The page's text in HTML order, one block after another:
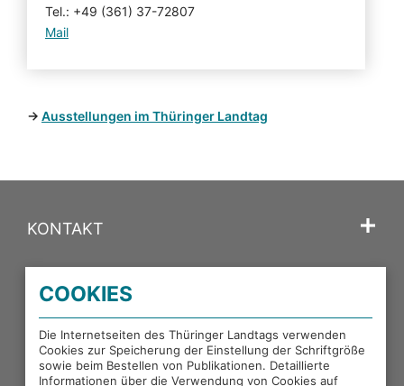
Tel.: +49 (361) 37-72807
Mail
→ Ausstellungen im Thüringer Landtag
KONTAKT
PORTALE DES THÜRINGER LANDTAGS
COOKIES
Die Internetseiten des Thüringer Landtags verwenden
Cookies zur Speicherung der Einstellung der Schriftgröße
sowie beim Bestellen von Publikationen. Detaillierte
Informationen über die Verwendung von Cookies auf